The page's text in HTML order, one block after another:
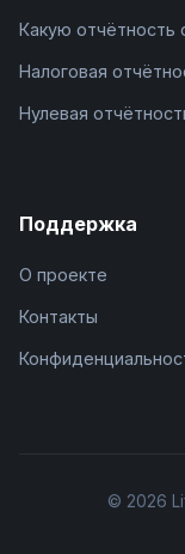
Какую отчётность
Налоговая
Нулевая
Поддержка
О проекте
Контакты
© 2026